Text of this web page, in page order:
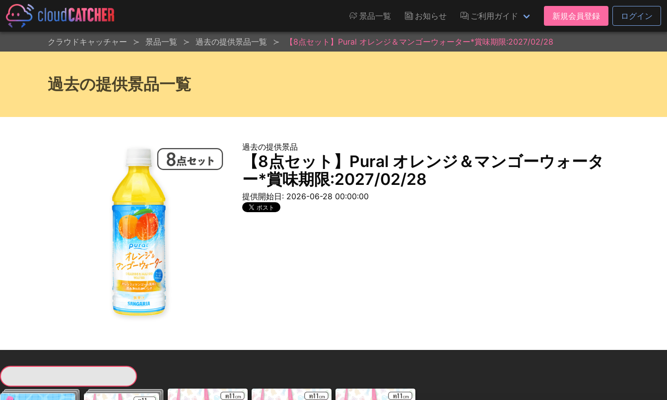
景品一覧 お知らせ ご利用ガイド 新規会員登録 ログイン
クラウドキャッチャー 景品一覧 過去の提供景品一覧 【8点セット】Pural オレンジ＆マンゴーウォーター*賞味期限:2027/02/28
過去の提供景品一覧
過去の提供景品
【8点セット】Pural オレンジ＆マンゴーウォータ
ー*賞味期限:2027/02/28
提供開始日: 2026-06-28 00:00:00